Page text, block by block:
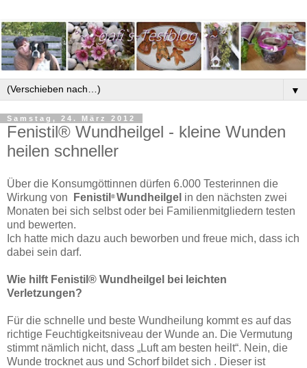
▼
Samstag, 24. März 2012
Fenistil® Wundheilgel - kleine Wunden
heilen schneller
Über die Konsumgöttinnen dürfen 6.000 Testerinnen die
Wirkung von
Fenistil ® Wundheilgel in den nächsten zwei
Monaten bei sich selbst oder bei Familienmitgliedern testen
und bewerten.
Ich hatte mich dazu auch beworben und freue mich, dass ich
dabei sein darf.
Wie hilft Fenistil® Wundheilgel bei leichten
Verletzungen?
Für die schnelle und beste Wundheilung kommt es auf das
richtige Feuchtigkeitsniveau der Wunde an. Die Vermutung
stimmt nämlich nicht, dass „Luft am besten heilt“. Nein, die
Wunde trocknet aus und Schorf bildet sich . Dieser ist